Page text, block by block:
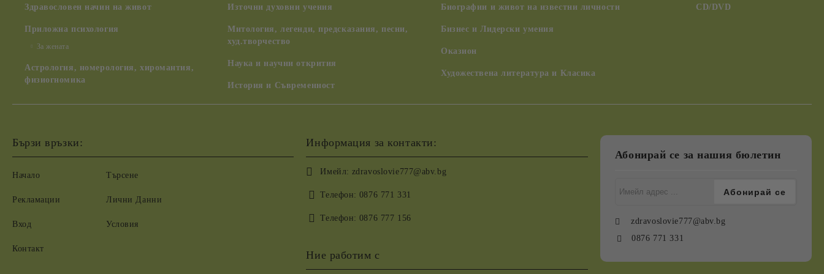
Здравословен начин на живот
Приложна психология
За жената
Астрология, номерология, хиромантия,
физиогномика
Източни духовни учения
Митология, легенди, предсказания, песни,
худ.творчество
Наука и научни открития
История и Съвременност
Биографии и живот на известни личности
Бизнес и Лидерски умения
Оказион
Художествена литература и Класика
CD/DVD
Бързи връзки:
Начало
Рекламации
Вход
Контакт
Търсене
Лични Данни
Условия
Информация за контакти:
Имейл: zdravoslovie777@abv.bg
Телефон: 0876 771 331
Телефон: 0876 777 156
Ние работим с
Абонирай се за нашия бюлетин
zdravoslovie777@abv.bg
0876 771 331